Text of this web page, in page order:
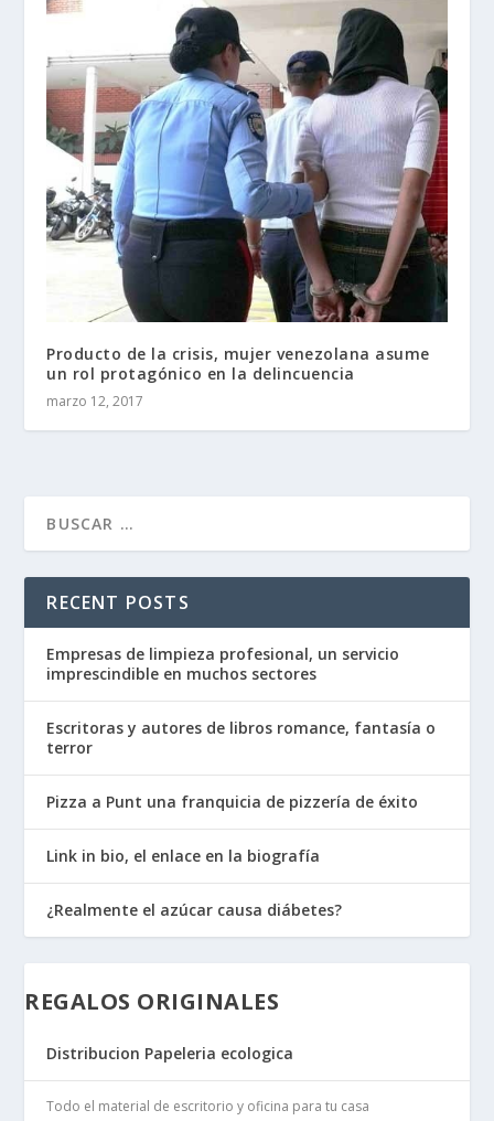
Producto de la crisis, mujer venezolana asume
un rol protagónico en la delincuencia
marzo 12, 2017
RECENT POSTS
Empresas de limpieza profesional, un servicio
imprescindible en muchos sectores
Escritoras y autores de libros romance, fantasía o
terror
Pizza a Punt una franquicia de pizzería de éxito
Link in bio, el enlace en la biografía
¿Realmente el azúcar causa diábetes?
REGALOS ORIGINALES
Distribucion Papeleria ecologica
Todo el material de escritorio y oficina para tu casa